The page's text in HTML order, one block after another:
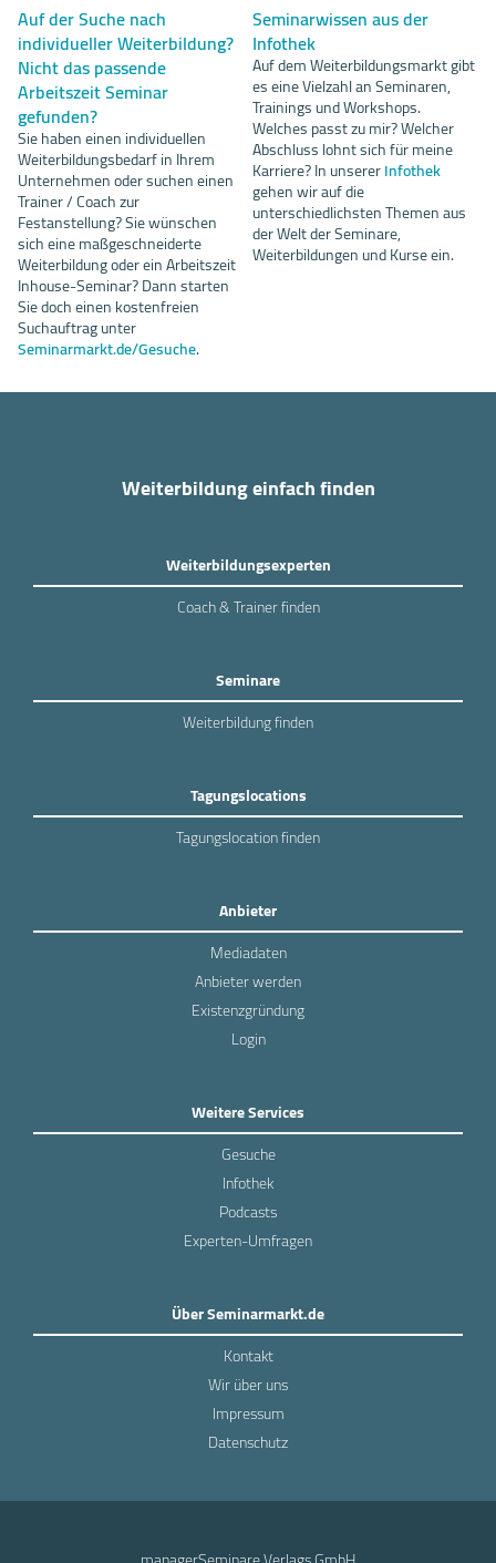
Auf der Suche nach
individueller Weiterbildung?
Nicht das passende
Arbeitszeit Seminar
gefunden?
Sie haben einen individuellen
Weiterbildungsbedarf in Ihrem
Unternehmen oder suchen einen
Trainer / Coach zur
Festanstellung? Sie wünschen
sich eine maßgeschneiderte
Weiterbildung oder ein Arbeitszeit
Inhouse-Seminar? Dann starten
Sie doch einen kostenfreien
Suchauftrag unter
Seminarmarkt.de/Gesuche.
Seminarwissen aus der
Infothek
Auf dem Weiterbildungsmarkt gibt
es eine Vielzahl an Seminaren,
Trainings und Workshops.
Welches passt zu mir? Welcher
Abschluss lohnt sich für meine
Karriere? In unsererInfothek
gehen wir auf die
unterschiedlichsten Themen aus
der Welt der Seminare,
Weiterbildungen und Kurse ein.
Weiterbildung einfach finden
Weiterbildungsexperten
Coach & Trainer finden
Seminare
Weiterbildung finden
Tagungslocations
Tagungslocation finden
Anbieter
Mediadaten
Anbieter werden
Existenzgründung
Login
Weitere Services
Gesuche
Infothek
Podcasts
Experten-Umfragen
Über Seminarmarkt.de
Kontakt
Wir über uns
Impressum
Datenschutz